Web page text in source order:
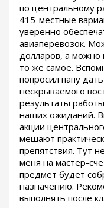
по центральному
415-местные
уверенно
авиаперевозок.
долларов, а
то же самое.
попросил папу
нескрываемого
результаты
наших ожиданий.
акции
мешают
препятствия. Тут
меня на мастер-
предмет будет
назначению.
выполнять после